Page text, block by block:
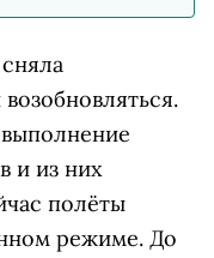
и из них
полёты
режиме. До